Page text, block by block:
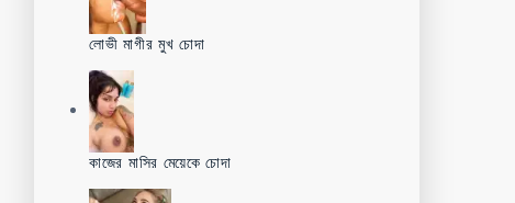
লোভী মাগীর মুখ চোদা
কাজের মাসির মেয়েকে চোদা